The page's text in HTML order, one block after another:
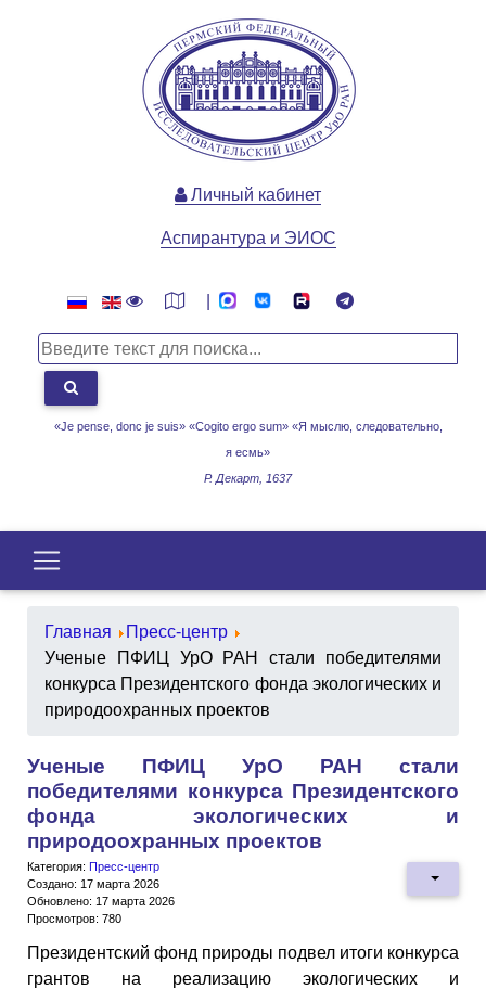
«Je pense, donc je suis» «Cogito ergo sum» «Я мыслю, следовательно,
я есмь»
Р. Декарт, 1637
Личный кабинет
Аспирантура и ЭИОС
Главная
Пресс-центр
Ученые ПФИЦ УрО РАН стали победителями
конкурса Президентского фонда экологических и
природоохранных проектов
Ученые ПФИЦ УрО РАН стали
победителями конкурса Президентского
фонда экологических и
природоохранных проектов
Категория: Пресс-центр
Создано: 17 марта 2026
Обновлено: 17 марта 2026
Просмотров: 780
Президентский фонд природы подвел итоги конкурса
грантов на реализацию экологических и